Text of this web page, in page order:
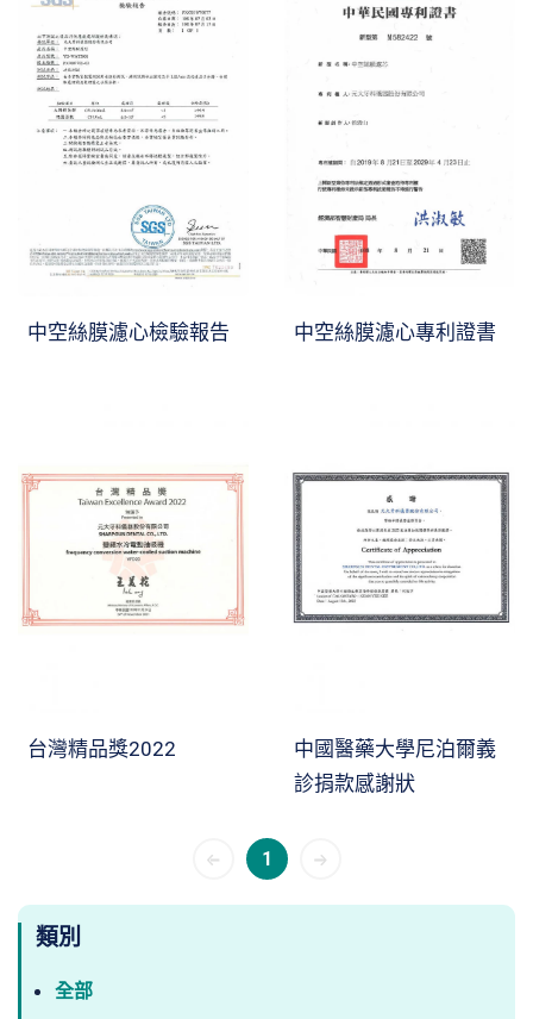
中空絲膜濾心檢驗報告 中空絲膜濾心專利證書
台灣精品獎2022
中國醫藥大學尼泊爾義
診捐款感謝狀
1
類別
全部